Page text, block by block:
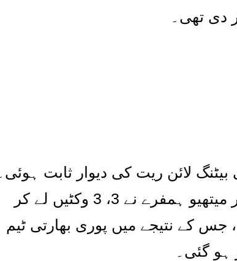
دی تھی۔
لائن ریت کی دیوار ثابت ہوئی۔
میتھیو ہمفرے نے 3، 3 وکٹیں لے کر
جس کے نتیجے میں پوری بھارتی ٹیم
ہو گئی۔